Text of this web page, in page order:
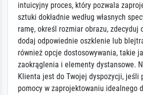
intuicyjny proces, który pozwala
sztuki dokładnie według własnych
ramę, określ rozmiar obrazu, zdecyduj
dodaj odpowiednie oszklenie lub
również opcje dostosowywania, takie
zaokrąglenia i elementy dystansowe.
Klienta jest do Twojej dyspozycji, jeśli
pomocy w zaprojektowaniu idealnego